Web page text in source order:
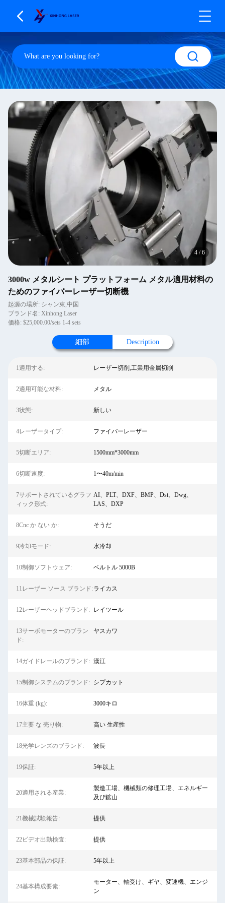
4 /6
3000w メタルシート プラットフォーム メタル適用材料の
ためのファイバーレーザー切断機
起源の場所: シャン東,中国
ブランド名: Xinhong Laser
価格: $25,000.00/sets 1-4 sets
細部 Description
1適用する: レーザー切削,工業用金属切削
2適用可能な材料: メタル
3状態: 新しい
4レーザータイプ: ファイバーレーザー
5切断エリア: 1500mm*3000mm
6切断速度: 1〜40m/min
7サポートされているグラフ
ィック形式:
AI、PLT、DXF、BMP、Dst、Dwg、
LAS、DXP
8Cnc か ない か: そうだ
9冷却モード: 水冷却
10制御ソフトウェア: ベルトル 5000B
11レーザー ソース ブランド:ライカス
12レーザーヘッドブランド: レイツール
13サーボモーターのブラン
ド:
ヤスカワ
14ガイドレールのブランド: 漢江
15制御システムのブランド: シプカット
16体重 (kg): 3000キロ
17主要 な 売り物: 高い 生産性
18光学レンズのブランド: 波長
19保証: 5年以上
20適用される産業:
製造工場、機械類の修理工場、エネルギー
及び鉱山
21機械試験報告: 提供
22ビデオ出勤検査: 提供
23基本部品の保証: 5年以上
24基本構成要素:
モーター、軸受け、ギヤ、変速機、エンジ
ン